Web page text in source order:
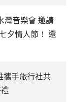
灣音樂會 邀請
夕情人節！ 還
攜手旅行社共